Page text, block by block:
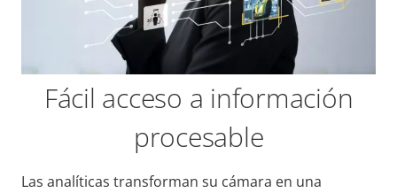
Fácil acceso a información
procesable
Las analíticas transforman su cámara en una